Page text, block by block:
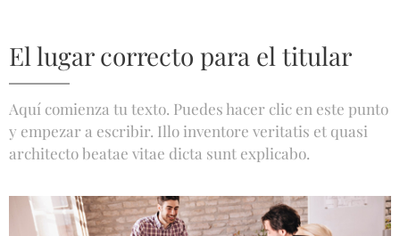
El lugar correcto para el titular
Aquí comienza tu texto. Puedes hacer clic en este punto
y empezar a escribir. Illo inventore veritatis et quasi
architecto beatae vitae dicta sunt explicabo.